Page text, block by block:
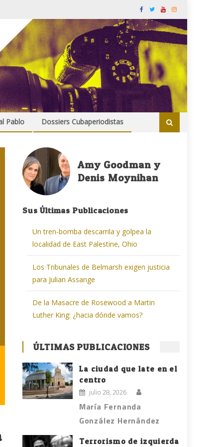
Pablo Dossiers Cubaperiodistas
Amy Goodman y
Denis Moynihan
Sus Últimas Publicaciones
Un tren-bomba descarrila y golpea la
localidad de East Palestine, Ohio
Los Tribunales de Belmarsh exigen justicia
para Julian Assange
De la Masacre de Rosewood a Martin
Luther King: ¿hacia dónde vamos?
ÚLTIMAS PUBLICACIONES
La ciudad que late en el
centro
julio 28, 2026
María Fernanda
González Hernández
Terrorismo de izquierda